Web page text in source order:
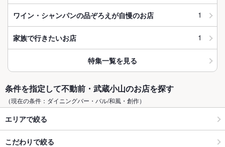
ワイン・シャンパンの品ぞろえが自慢のお店 1
家族で行きたいお店 1
特集一覧を見る
条件を指定して不動前・武蔵小山のお店を探す
（現在の条件：ダイニングバー・バル/和風・創作）
エリアで絞る
こだわりで絞る